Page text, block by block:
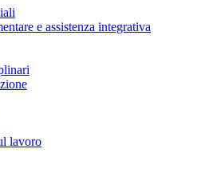
e assistenza integrativa
lavoro